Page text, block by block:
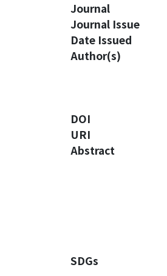
Journal
Journal Issue
Date Issued
Author(s)
DOI
URI
Abstract
SDGs